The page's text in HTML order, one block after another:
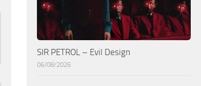
SIR PETROL – Evil Design
06/08/2026